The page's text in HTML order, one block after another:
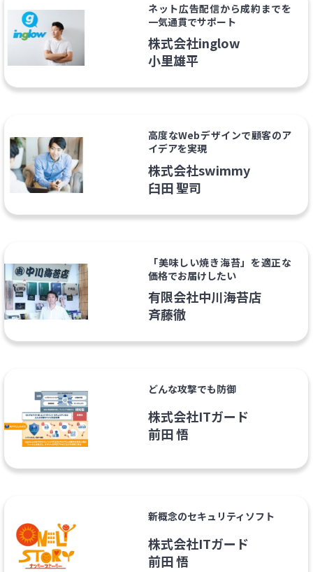
ネット広告配信から成約までを
一気通貫でサポート
株式会社inglow
小里雄平
高度なWebデザインで顧客のア
イデアを実現
株式会社swimmy
臼田 聖司
「美味しい焼き海苔」を適正な
価格でお届けしたい
有限会社中川海苔店
斉藤徹
どんな攻撃でも防御
株式会社ITガード
前田 悟
新概念のセキュリティソフト
株式会社ITガード
前田 悟